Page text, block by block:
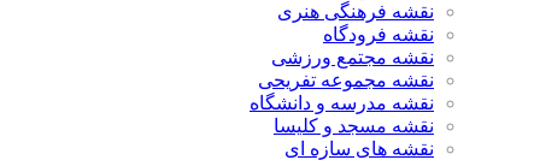
نقشه فرهنگی هنری
نقشه فرودگاه
نقشه مجتمع ورزشی
نقشه مجموعه تفریحی
نقشه مدرسه و دانشگاه
نقشه مسجد و کلیسا
نقشه های سازه ای